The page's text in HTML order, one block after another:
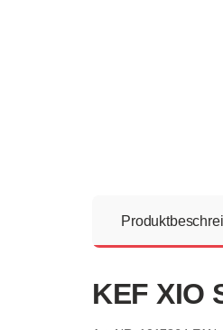
KEF XIO